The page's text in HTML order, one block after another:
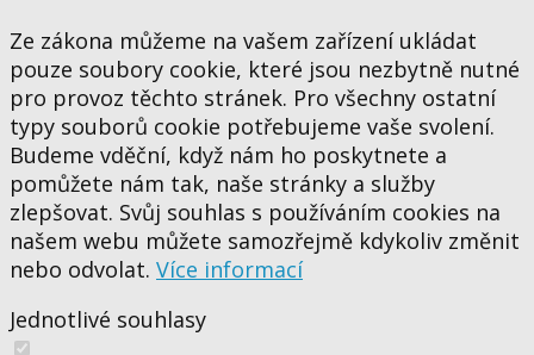
Ze zákona můžeme na vašem zařízení ukládat
pouze soubory cookie, které jsou nezbytně nutné
pro provoz těchto stránek. Pro všechny ostatní
typy souborů cookie potřebujeme vaše svolení.
Budeme vděční, když nám ho poskytnete a
pomůžete nám tak, naše stránky a služby
zlepšovat. Svůj souhlas s používáním cookies na
našem webu můžete samozřejmě kdykoliv změnit
nebo odvolat. Více informací
Jednotlivé souhlasy